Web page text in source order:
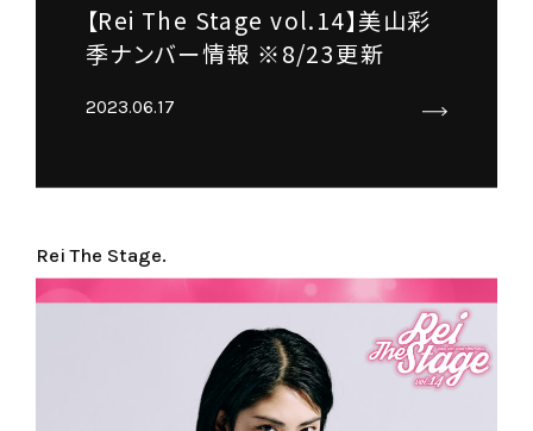
【Rei The Stage vol.14】美山彩
季ナンバー情報 ※8/23更新
2023.06.17
Rei The Stage.